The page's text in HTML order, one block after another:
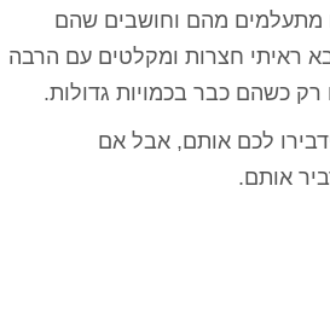
מהם וחושבים שהם
ראיתי חצרות ומקלטים עם הרבה
כשהם כבר בכמויות גדולות.
בבניין, אתם יכולים לנסות לפנות למוקד 106 ואולי ידבירו לכם אותם, אבל אם
אותם.